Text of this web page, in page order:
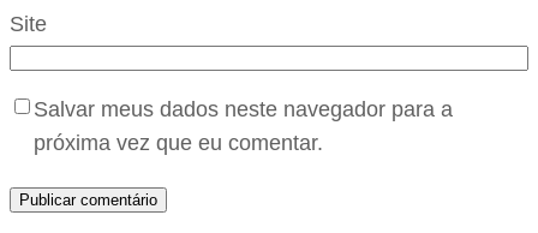
Site
Salvar meus dados neste navegador para a
próxima vez que eu comentar.